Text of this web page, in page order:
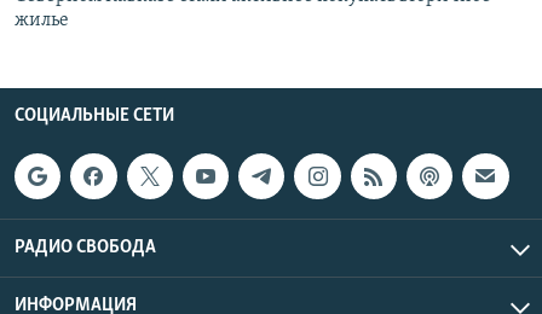
жилье
СОЦИАЛЬНЫЕ СЕТИ
РАДИО СВОБОДА
ИНФОРМАЦИЯ